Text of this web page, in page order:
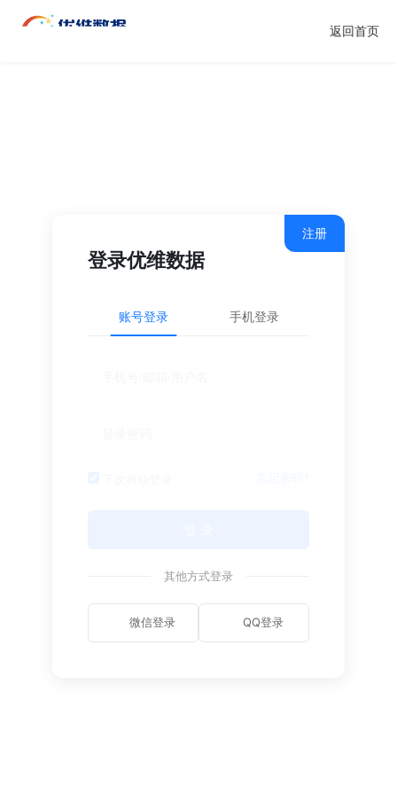
返回首页
注册
登录优维数据
账号登录 手机登录
其他方式登录
微信登录 QQ登录